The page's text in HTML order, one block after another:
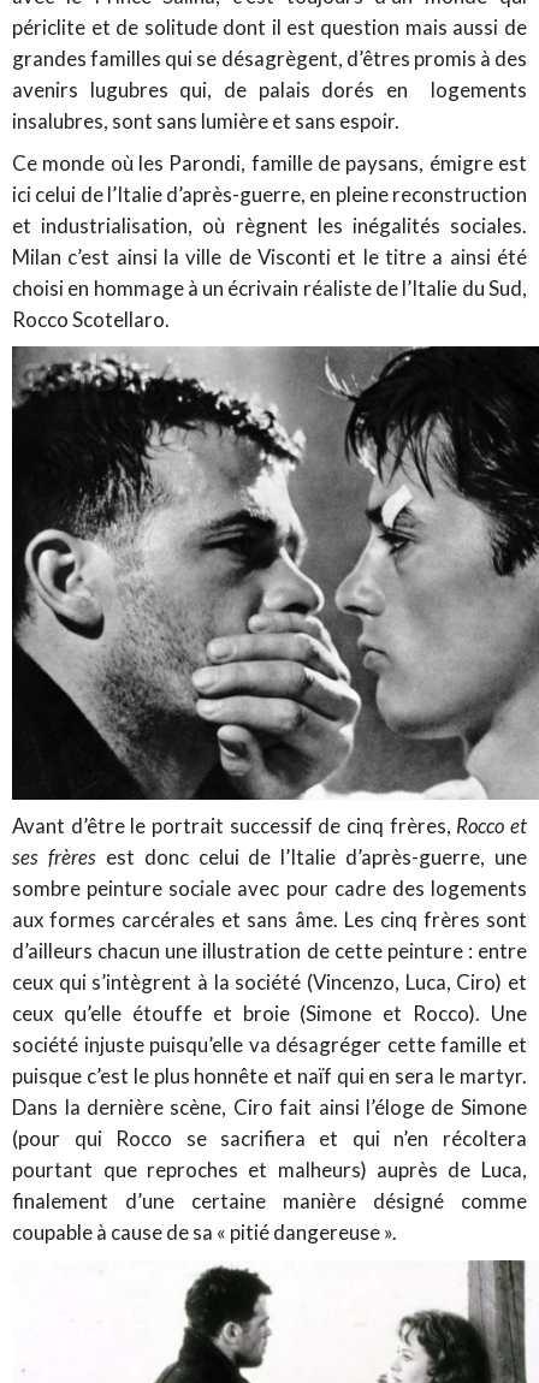
périclite et de solitude dont il est question mais aussi de
grandes familles qui se désagrègent, d’êtres promis à des
avenirs lugubres qui, de palais dorés en logements
insalubres, sont sans lumière et sans espoir.
Ce monde où les Parondi, famille de paysans, émigre est
ici celui de l’Italie d’après-guerre, en pleine reconstruction
et industrialisation, où règnent les inégalités sociales.
Milan c’est ainsi la ville de Visconti et le titre a ainsi été
choisi en hommage à un écrivain réaliste de l’Italie du Sud,
Rocco Scotellaro.
Avant d’être le portrait successif de cinq frères, Rocco et
ses frèresest donc celui de l’Italie d’après-guerre, une
sombre peinture sociale avec pour cadre des logements
aux formes carcérales et sans âme. Les cinq frères sont
d’ailleurs chacun une illustration de cette peinture : entre
ceux qui s’intègrent à la société (Vincenzo, Luca, Ciro) et
ceux qu’elle étouffe et broie (Simone et Rocco). Une
société injuste puisqu’elle va désagréger cette famille et
puisque c’est le plus honnête et naïf qui en sera le martyr.
Dans la dernière scène, Ciro fait ainsi l’éloge de Simone
(pour qui Rocco se sacrifiera et qui n’en récoltera
pourtant que reproches et malheurs) auprès de Luca,
finalement d’une certaine manière désigné comme
coupable à cause de sa « pitié dangereuse ».